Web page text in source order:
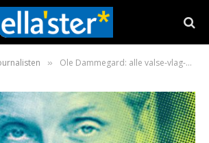
» Ole Dammegard: alle valse-vlag-aanslagen lopen volgens een vooraf geschreven script